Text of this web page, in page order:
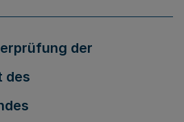
der
des